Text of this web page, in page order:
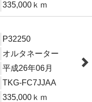
335,000ｋｍ
P32250
オルタネーター
平成26年06月
TKG-FC7JJAA
335,000ｋｍ